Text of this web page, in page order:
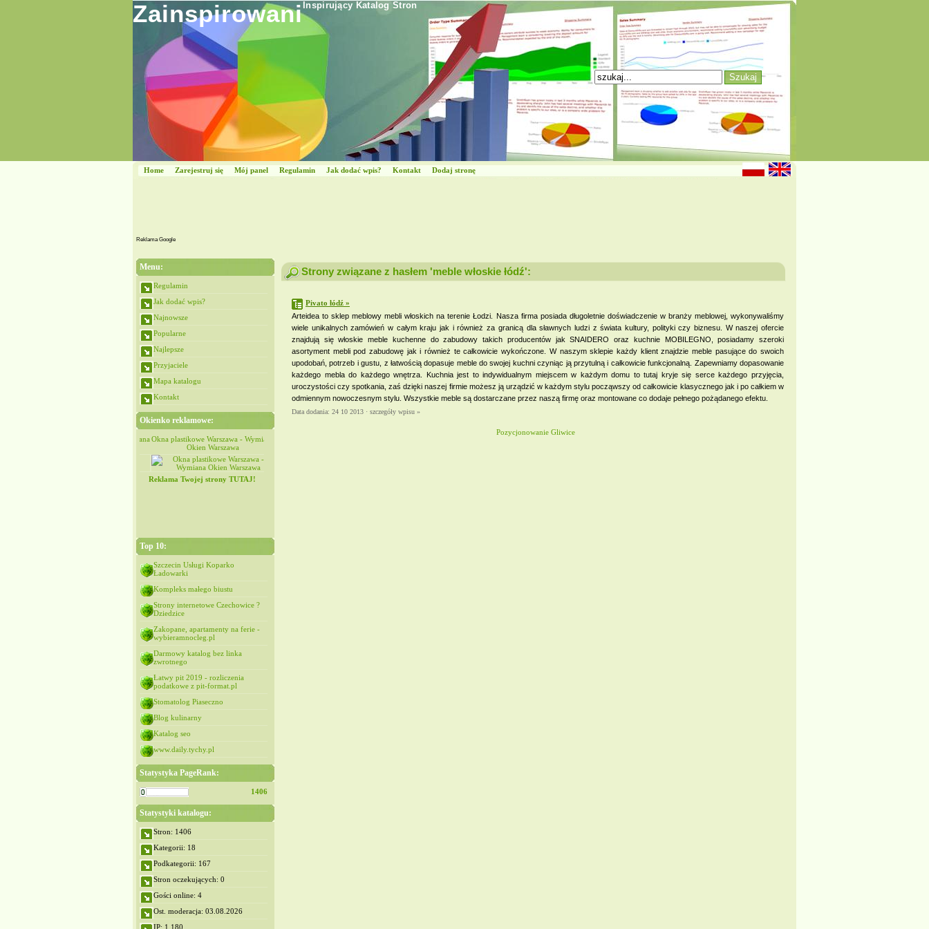
Zainspirowani Inspirujący Katalog Stron
Home Zarejestruj się Mój panel Regulamin Jak dodać wpis? Kontakt Dodaj stronę
Reklama Google
Menu:
Regulamin
Jak dodać wpis?
Najnowsze
Popularne
Najlepsze
Przyjaciele
Mapa katalogu
Kontakt
Okienko reklamowe:
Okna plastikowe Warszawa - Wymiana
Okien Warszawa
Reklama Twojej strony TUTAJ!
Top 10:
Szczecin Usługi Koparko
Ładowarki
Kompleks małego biustu
Strony internetowe Czechowice ?
Dziedzice
Zakopane, apartamenty na ferie -
wybieramnocleg.pl
Darmowy katalog bez linka
zwrotnego
Łatwy pit 2019 - rozliczenia
podatkowe z pit-format.pl
Stomatolog Piaseczno
Blog kulinarny
Katalog seo
www.daily.tychy.pl
Statystyka PageRank:
1406
Statystyki katalogu:
Stron: 1406
Kategorii: 18
Podkategorii: 167
Stron oczekujących: 0
Gości online: 4
Ost. moderacja: 03.08.2026
IP: 1,180
Strony związane z hasłem 'meble włoskie łódź':
Pivato łódź »
Arteidea to sklep meblowy mebli włoskich na terenie Łodzi. Nasza firma posiada długoletnie doświadczenie w branży meblowej, wykonywaliśmy
wiele unikalnych zamówień w całym kraju jak i również za granicą dla sławnych ludzi z świata kultury, polityki czy biznesu. W naszej ofercie
znajdują się włoskie meble kuchenne do zabudowy takich producentów jak SNAIDERO oraz kuchnie MOBILEGNO, posiadamy szeroki
asortyment mebli pod zabudowę jak i również te całkowicie wykończone. W naszym sklepie każdy klient znajdzie meble pasujące do swoich
upodobań, potrzeb i gustu, z łatwością dopasuje meble do swojej kuchni czyniąc ją przytulną i całkowicie funkcjonalną. Zapewniamy dopasowanie
każdego mebla do każdego wnętrza. Kuchnia jest to indywidualnym miejscem w każdym domu to tutaj kryje się serce każdego przyjęcia,
uroczystości czy spotkania, zaś dzięki naszej firmie możesz ją urządzić w każdym stylu począwszy od całkowicie klasycznego jak i po całkiem w
odmiennym nowoczesnym stylu. Wszystkie meble są dostarczane przez naszą firmę oraz montowane co dodaje pełnego pożądanego efektu.
Data dodania: 24 10 2013 · szczegóły wpisu »
Pozycjonowanie Gliwice